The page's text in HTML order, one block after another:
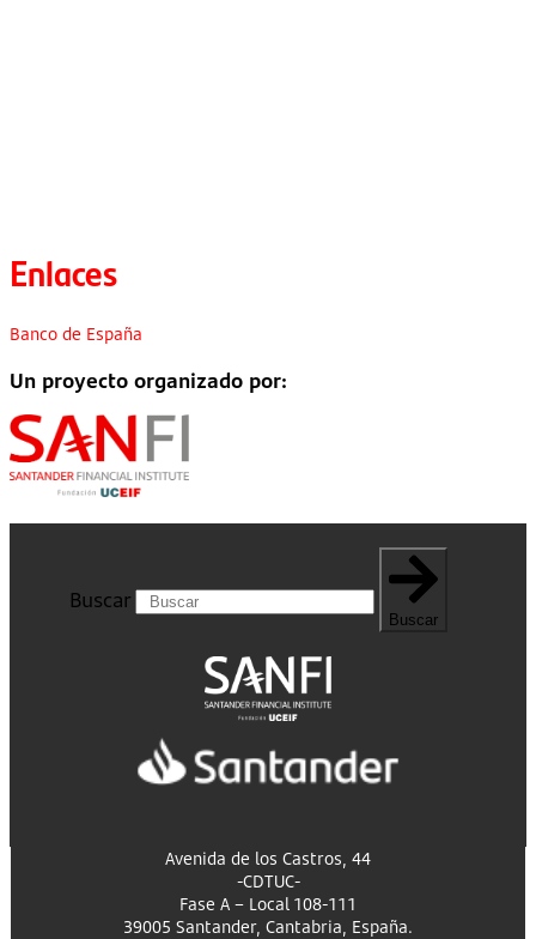
Enlaces
Banco de España
Un proyecto organizado por:
Buscar
Buscar
Avenida de los Castros, 44
-CDTUC-
Fase A – Local 108-111
39005 Santander, Cantabria, España.